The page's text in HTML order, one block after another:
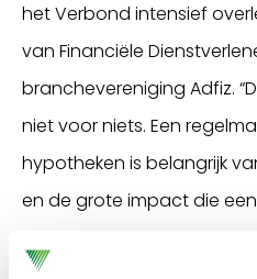
het Verbond intensief
van Financiële
branchevereniging Adfiz.
niet voor niets. Een
hypotheken is belangrijk
en de grote impact die